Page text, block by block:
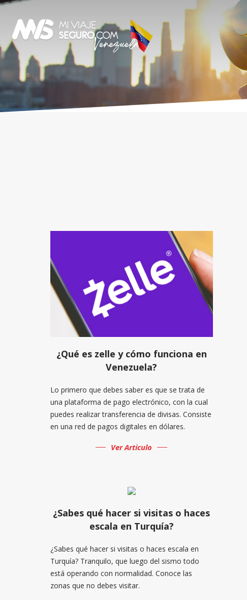
¿Qué es zelle y cómo funciona en
Venezuela?
Lo primero que debes saber es que se trata de
una plataforma de pago electrónico, con la cual
puedes realizar transferencia de divisas. Consiste
en una red de pagos digitales en dólares.
Ver Articulo
¿Sabes qué hacer si visitas o haces
escala en Turquía?
¿Sabes qué hacer si visitas o haces escala en
Turquía? Tranquilo, que luego del sismo todo
está operando con normalidad. Conoce las
zonas que no debes visitar.